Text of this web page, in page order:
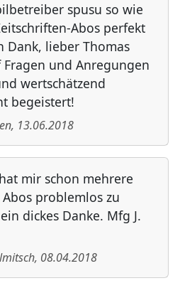
spusu so wie
Abos perfekt
lieber Thomas
und Anregungen
wertschätzend
begeistert!
, 13.06.2018
mir schon mehrere
problemlos zu
dickes Danke. Mfg J.
, 08.04.2018